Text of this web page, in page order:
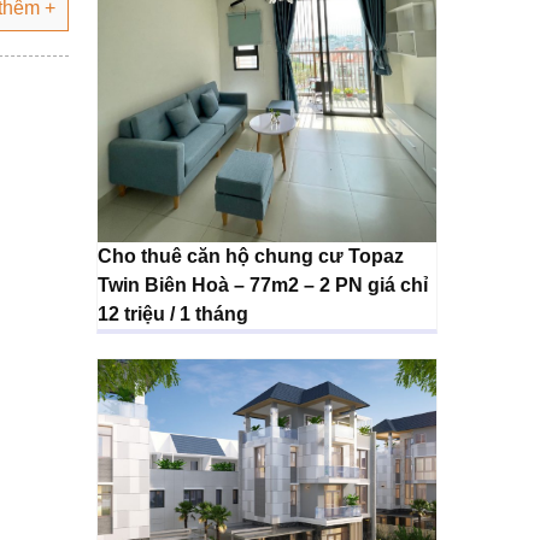
+
Cho thuê căn hộ chung cư Topaz
Twin Biên Hoà – 77m2 – 2 PN giá chỉ
12 triệu / 1 tháng